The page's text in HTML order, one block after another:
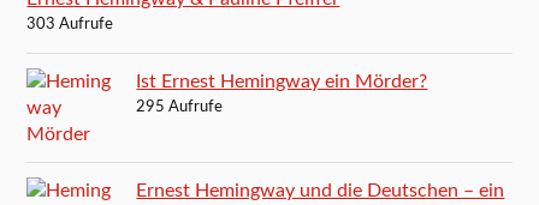
303 Aufrufe
Ist Ernest Hemingway ein Mörder?
295 Aufrufe
Ernest Hemingway und die Deutschen – ein